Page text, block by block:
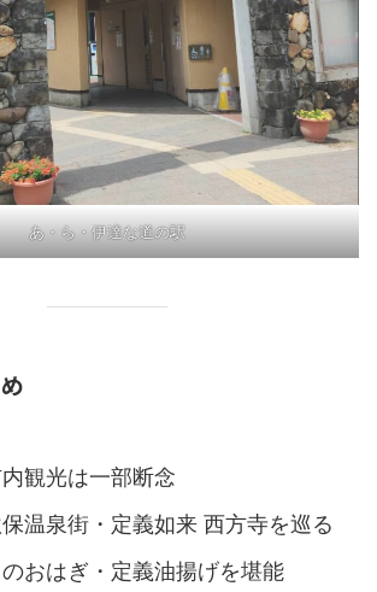
あ・ら・伊達な道の駅
観光は一部断念
温泉街・定義如来 西方寺を巡る
のおはぎ・定義油揚げを堪能